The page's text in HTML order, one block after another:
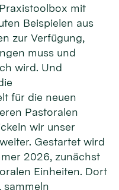
mit
Beispielen aus
zur Verfügung,
muss und
wird. Und
für die neuen
Pastoralen
wir unser
Gestartet wird
2026, zunächst
Einheiten. Dort
sammeln